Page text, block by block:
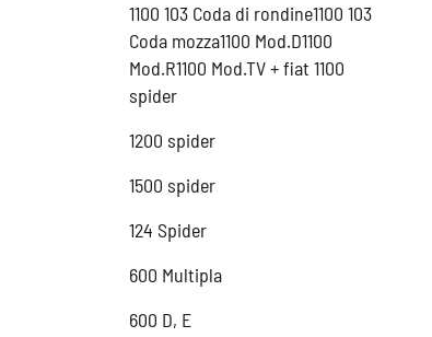
1100 103 Coda di rondine1100 103
Coda mozza1100 Mod.D1100
Mod.R1100 Mod.TV + fiat 1100
spider
1200 spider
1500 spider
124 Spider
600 Multipla
600 D, E